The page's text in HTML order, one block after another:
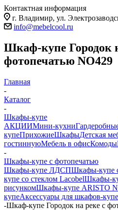
Контактная информация
г. Владимир, ул.
info@mebelcool.ru
Шкаф-купе Городок
фотопечатью NO429
Главная
-
Каталог
-
Шкафы-купе
АКЦИИМини-кухни
купеПрихожиеШкафыДетская
гостиннуюМебель в офисКомоды
-
Шкафы-купе с фотопечатью
Шкафы-купе ЛДСПШкафы-купе
купе со стеклом LacobelШкафы-
рисункомШкафы-купе ARISTO
купеАксессуары для шкафов-купе
-Шкаф-купе Городок на реке с